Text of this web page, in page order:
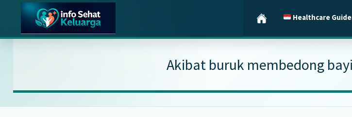
main
primary
footerInfo
Temukan
Keluarga
Terpercaya
Healthcare
Akibat buruk membedong